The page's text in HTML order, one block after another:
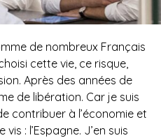
de nombreux Français
cette vie, ce risque,
Après des années de
de libération. Car je suis
contribuer à l’économie et
: l’Espagne. J’en suis